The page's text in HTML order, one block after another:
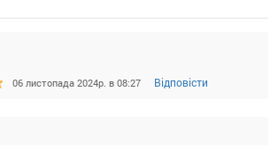
06 листопада 2024р. в 08:27 Відповісти